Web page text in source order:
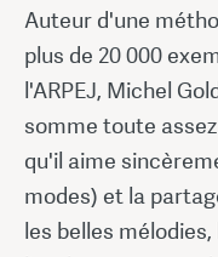
Auteur d'une
plus de 20 000
l'ARPEJ, Michel
somme toute
qu'il aime
modes) et la
les belles